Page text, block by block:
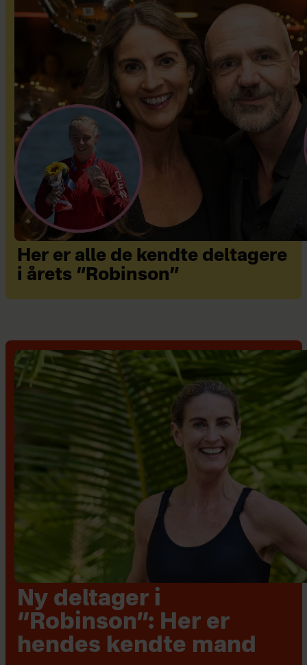
Her er alle de kendte deltagere
i årets “Robinson”
Ny deltager i
“Robinson”: Her er
hendes kendte mand